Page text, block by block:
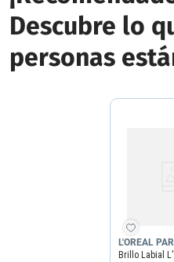
Descubre lo
personas
L'OREAL
Brillo Labial